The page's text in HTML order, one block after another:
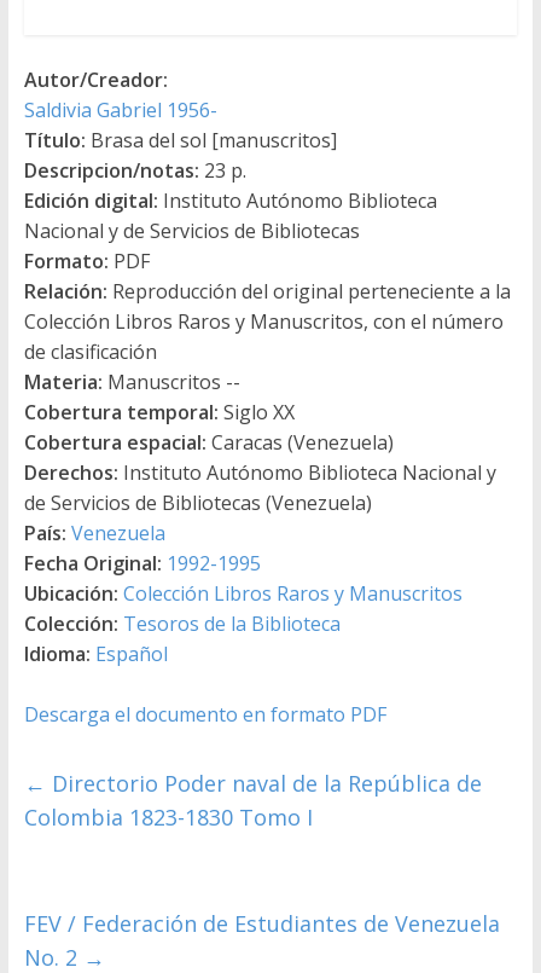
Autor/Creador:
Saldivia Gabriel 1956-
Título: Brasa del sol [manuscritos]
Descripcion/notas: 23 p.
Edición digital: Instituto Autónomo Biblioteca
Nacional y de Servicios de Bibliotecas
Formato: PDF
Relación: Reproducción del original perteneciente a la
Colección Libros Raros y Manuscritos, con el número
de clasificación
Materia: Manuscritos --
Cobertura temporal: Siglo XX
Cobertura espacial: Caracas (Venezuela)
Derechos: Instituto Autónomo Biblioteca Nacional y
de Servicios de Bibliotecas (Venezuela)
País: Venezuela
Fecha Original: 1992-1995
Ubicación: Colección Libros Raros y Manuscritos
Colección: Tesoros de la Biblioteca
Idioma: Español
Descarga el documento en formato PDF
← Directorio Poder naval de la República de
Colombia 1823-1830 Tomo I
FEV / Federación de Estudiantes de Venezuela
No. 2 →